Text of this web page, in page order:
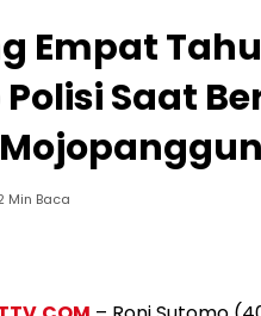
Empat
Saat
Min Baca